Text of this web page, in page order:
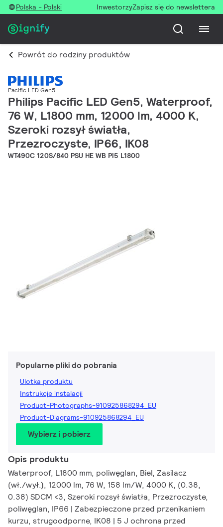
Polska - Polski InwestorzyZapisz się do newslettera
Powrót do rodziny produktów
Pacific LED Gen5
Philips Pacific LED Gen5, Waterproof,
76 W, L1800 mm, 12000 lm, 4000 K,
Szeroki rozsył światła,
Przezroczyste, IP66, IK08
WT490C 120S/840 PSU HE WB PI5 L1800
Popularne pliki do pobrania
Ulotka produktu
Instrukcje instalacji
Product-Photographs-910925868294_EU
Product-Diagrams-910925868294_EU
Wybierz i pobierz
Opis produktu
Waterproof, L1800 mm, poliwęglan, Biel, Zasilacz
(wł./wył.), 12000 lm, 76 W, 158 lm/W, 4000 K, (0.38,
0.38) SDCM <3, Szeroki rozsył światła, Przezroczyste,
poliwęglan, IP66 | Zabezpieczone przed przenikaniem
kurzu, strugoodporne, IK08 | 5 J ochrona przed